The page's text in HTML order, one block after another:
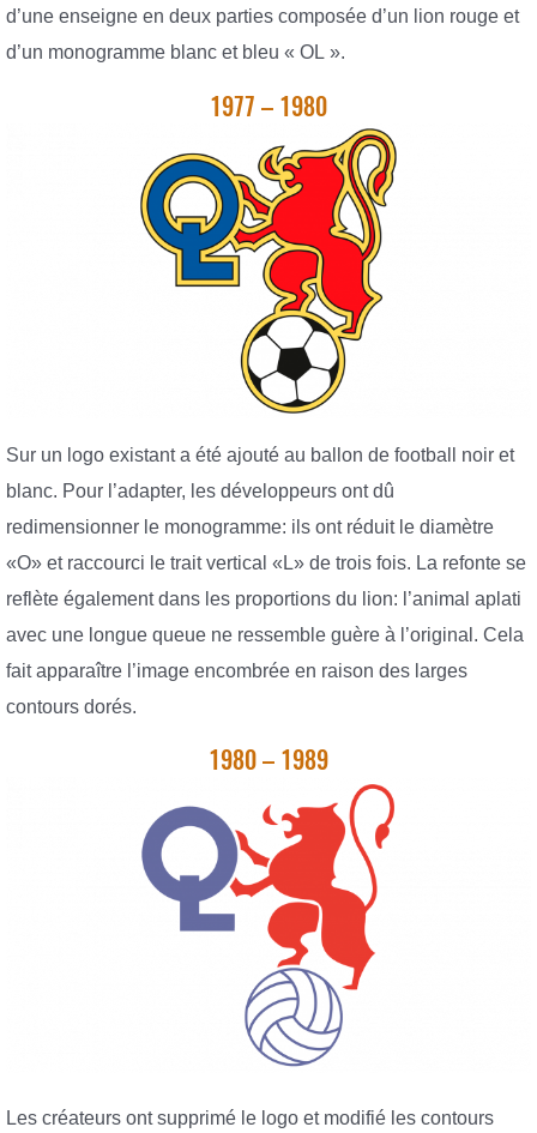
d’une enseigne en deux parties composée d’un lion rouge et
d’un monogramme blanc et bleu « OL ».
1977 – 1980
Sur un logo existant a été ajouté au ballon de football noir et
blanc. Pour l’adapter, les développeurs ont dû
redimensionner le monogramme: ils ont réduit le diamètre
«O» et raccourci le trait vertical «L» de trois fois. La refonte se
reflète également dans les proportions du lion: l’animal aplati
avec une longue queue ne ressemble guère à l’original. Cela
fait apparaître l’image encombrée en raison des larges
contours dorés.
1980 – 1989
Les créateurs ont supprimé le logo et modifié les contours